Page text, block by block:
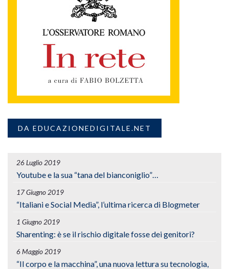
DA EDUCAZIONEDIGITALE.NET
26 Luglio 2019
Youtube e la sua “tana del bianconiglio”…
17 Giugno 2019
“Italiani e Social Media”, l’ultima ricerca di Blogmeter
1 Giugno 2019
Sharenting: è se il rischio digitale fosse dei genitori?
6 Maggio 2019
“Il corpo e la macchina”, una nuova lettura su tecnologia,